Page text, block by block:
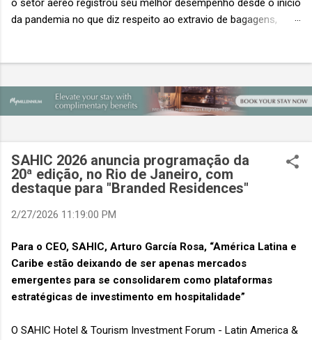
o setor aéreo registrou seu melhor desempenho desde o início
da pandemia no que diz respeito ao extravio de bagagens,
“Baggage IT Insights” de 2026 da SITA, a 20ª edição anual
desse importante estudo de referência à indústria. (© SITA)
custa ao setor US$ 6,3 bilhões anualmente. Cada mala
extraviada acarreta um custo médio de US$ 260. Com um
lucro líquido médio de apenas US$ 8 por passageiro, uma mala
cinco anulam o lucro de um voo inteiro. O núme...
SAHIC 2026 anuncia programação da
20ª edição, no Rio de Janeiro, com
destaque para "Branded Residences"
2/27/2026 11:19:00 PM
Para o CEO, SAHIC, Arturo García Rosa, “América Latina e
Caribe estão deixando de ser apenas mercados
emergentes para se consolidarem como plataformas
estratégicas de investimento em hospitalidade”
O SAHIC Hotel & Tourism Investment Forum - Latin America &